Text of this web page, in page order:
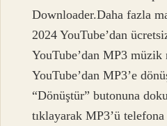
Downloader.Daha fazla
2024 YouTube’dan
YouTube’dan MP3
YouTube’dan MP3’e
“Dönüştür” butonuna
tıklayarak MP3’ü